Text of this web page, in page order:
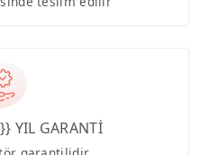
YIL GARANTİ